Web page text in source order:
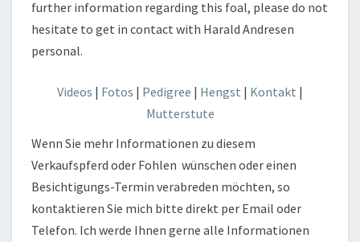
further information regarding this foal, please do not
hesitate to get in contact with Harald Andresen
personal.
Videos | Fotos | Pedigree | Hengst | Kontakt |
Mutterstute
Wenn Sie mehr Informationen zu diesem
Verkaufspferd oder Fohlen wünschen oder einen
Besichtigungs-Termin verabreden möchten, so
kontaktieren Sie mich bitte direkt per Email oder
Telefon. Ich werde Ihnen gerne alle Informationen